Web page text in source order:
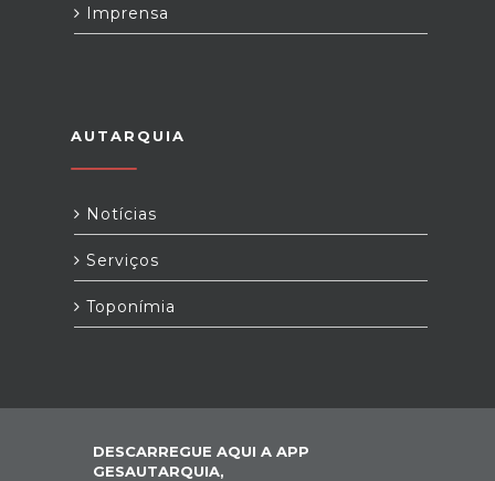
Imprensa
AUTARQUIA
Notícias
Serviços
Toponímia
DESCARREGUE AQUI A APP
GESAUTARQUIA,